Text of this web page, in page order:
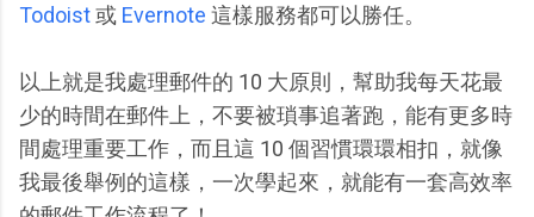
Todoist或 Evernote 這樣服務都可以勝任。
以上就是我處理郵件的 10 大原則，幫助我每天花最
少的時間在郵件上，不要被瑣事追著跑，能有更多時
間處理重要工作，而且這 10 個習慣環環相扣，就像
我最後舉例的這樣，一次學起來，就能有一套高效率